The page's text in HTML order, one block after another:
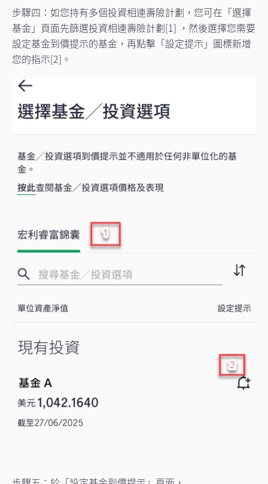
步驟四：如您持有多個投資相連壽險計劃，您可在「選擇
基金」頁面先篩選投資相連壽險計劃[1] ，然後選擇您需要
設定基金到價提示的基金，再點擊「設定提示」圖標新增
您的指示[2]。